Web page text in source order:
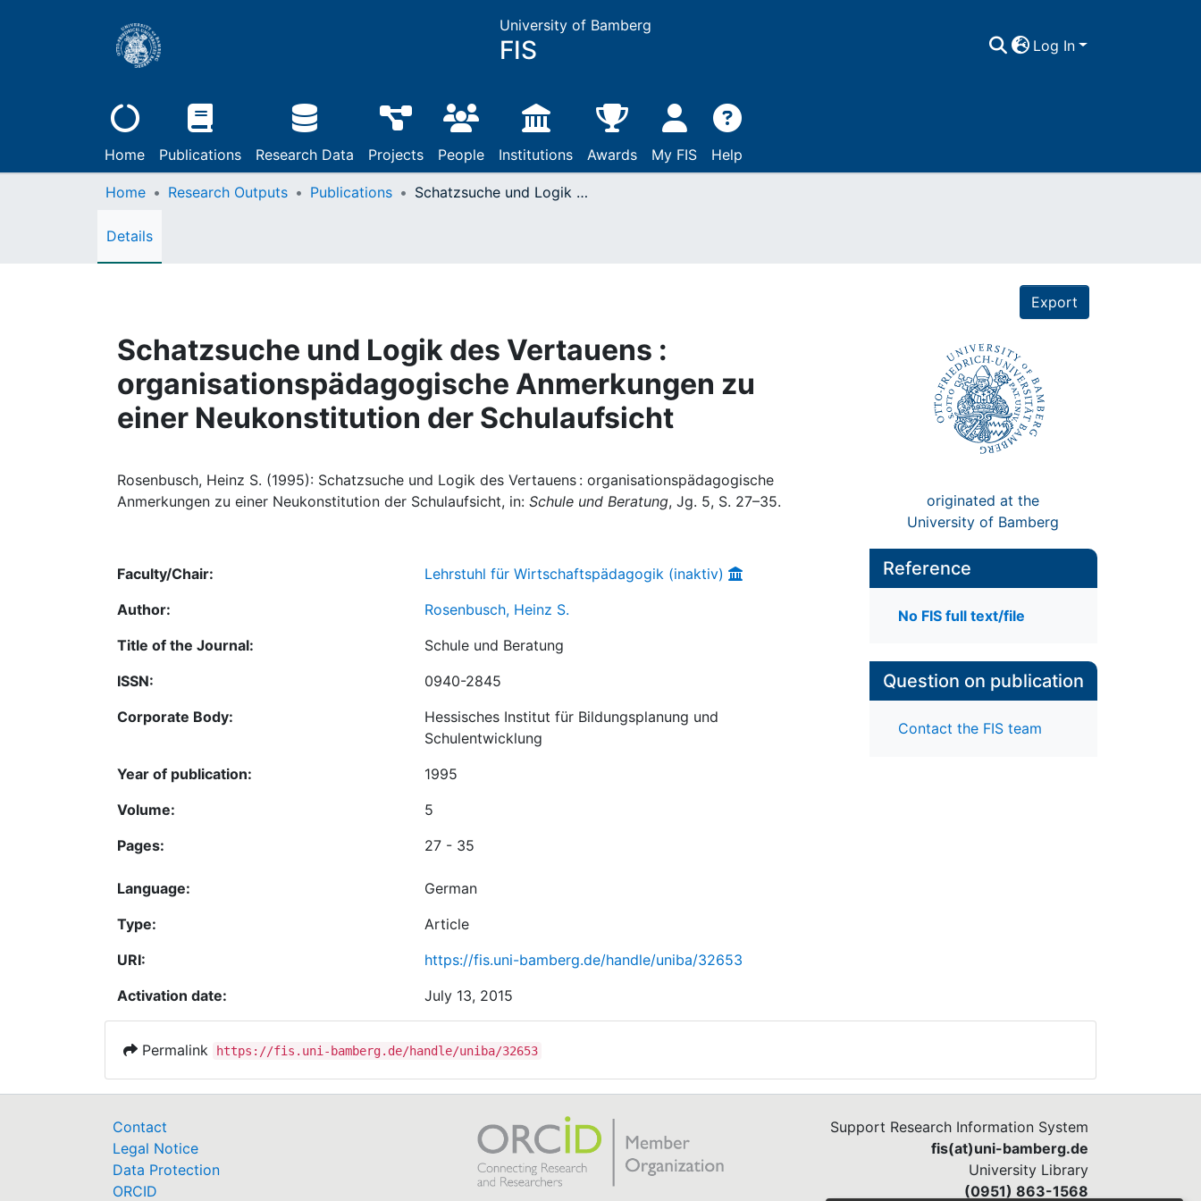
University of Bamberg
FIS Log In
Home Publications Research Data Projects People Institutions Awards My FIS Help
Home Research Outputs Publications Schatzsuche und Logik des Vertauens : organisationspädagogische Anmerkungen zu einer Neukonstitution der Schulaufsicht
Details
Export
Schatzsuche und Logik des Vertauens :
organisationspädagogische Anmerkungen zu
einer Neukonstitution der Schulaufsicht
Rosenbusch, Heinz S. (1995): Schatzsuche und Logik des Vertauens : organisationspädagogische
Anmerkungen zu einer Neukonstitution der Schulaufsicht, in: Schule und Beratung, Jg. 5, S. 27–35.
originated at the
University of Bamberg
Faculty/Chair:
Lehrstuhl für Wirtschaftspädagogik (inaktiv)
Author:
Rosenbusch, Heinz S.
Title of the Journal:
Schule und Beratung
ISSN:
0940-2845
Corporate Body:
Hessisches Institut für Bildungsplanung und
Schulentwicklung
Year of publication:
1995
Volume:
5
Pages:
27 - 35
Language:
German
Type:
Article
URI:
https://fis.uni-bamberg.de/handle/uniba/32653
Activation date:
July 13, 2015
Reference
No FIS full text/file
Question on publication
Contact the FIS team
Permalink https://fis.uni-bamberg.de/handle/uniba/32653
Contact
Legal Notice
Data Protection
ORCID
Support Research Information System
fis(at)uni-bamberg.de
University Library
(0951) 863-1568